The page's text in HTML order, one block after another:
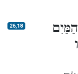
26,18